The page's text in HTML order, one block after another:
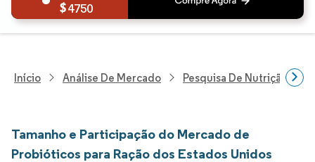
4750
Início Análise De Mercado Pesquisa De Nutrição E
Tamanho e Participação do Mercado de
Probióticos para Ração dos Estados Unidos